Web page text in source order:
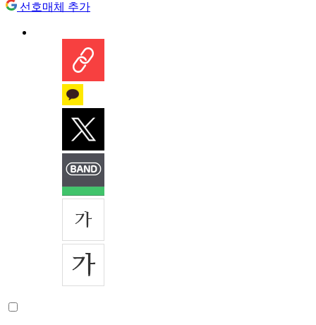
선호매체 추가